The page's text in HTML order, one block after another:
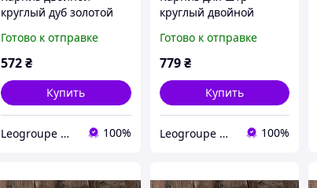
круглый дуб золотой
Готово к отправке
572₴
Купить
Leogroupe — карнизи для штор по доступним цінам 100%
круглый двойной
Готово к отправке
779 ₴
Купить
Leogroupe — карнизи для штор по доступним цінам 100%